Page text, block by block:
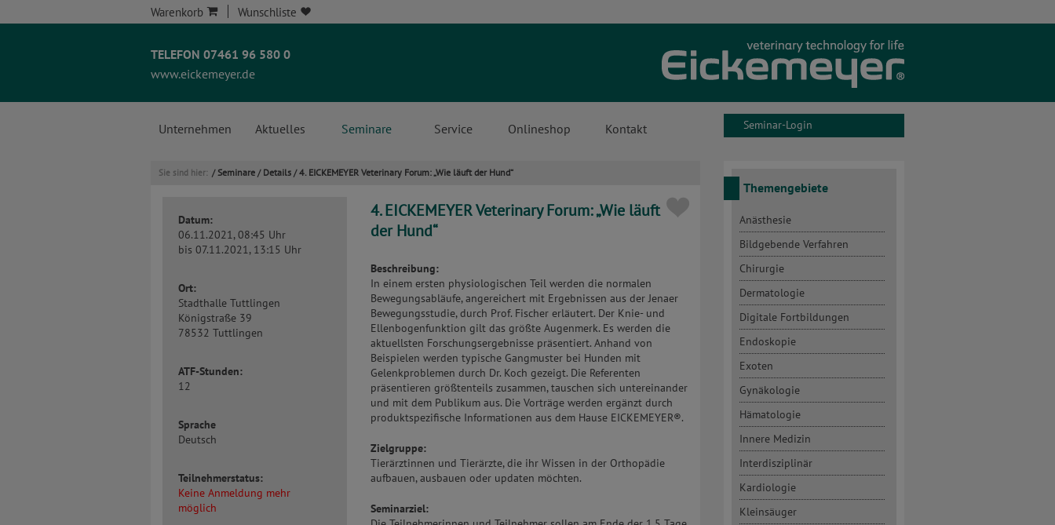
Warenkorb Wunschliste
TELEFON 07461 96 580 0
www.eickemeyer.de
Unternehmen Aktuelles Seminare Service Onlineshop Kontakt
Sie sind hier: /Seminare / Details /4. EICKEMEYER Veterinary Forum: „Wie läuft der Hund“
Datum:
06.11.2021, 08:45 Uhr
bis 07.11.2021, 13:15 Uhr
Ort:
Stadthalle Tuttlingen
Königstraße 39
78532 Tuttlingen
ATF-Stunden:
12
Sprache
Deutsch
Teilnehmerstatus:
Keine Anmeldung mehr
möglich
4. EICKEMEYER Veterinary Forum: „Wie läuft
der Hund“
Beschreibung:
In einem ersten physiologischen Teil werden die normalen
Bewegungsabläufe, angereichert mit Ergebnissen aus der Jenaer
Bewegungsstudie, durch Prof. Fischer erläutert. Der Knie- und
Ellenbogenfunktion gilt das größte Augenmerk. Es werden die
aktuellsten Forschungsergebnisse präsentiert. Anhand von
Beispielen werden typische Gangmuster bei Hunden mit
Gelenkproblemen durch Dr. Koch gezeigt. Die Referenten
präsentieren größtenteils zusammen, tauschen sich untereinander
und mit dem Publikum aus. Die Vorträge werden ergänzt durch
produktspezifische Informationen aus dem Hause EICKEMEYER®.
Zielgruppe:
Tierärztinnen und Tierärzte, die ihr Wissen in der Orthopädie
aufbauen, ausbauen oder updaten möchten.
Seminarziel:
Seminar-Login
Themengebiete
Anästhesie
Bildgebende Verfahren
Chirurgie
Dermatologie
Digitale Fortbildungen
Endoskopie
Exoten
Gynäkologie
Hämatologie
Innere Medizin
Interdisziplinär
Kardiologie
Kleinsäuger